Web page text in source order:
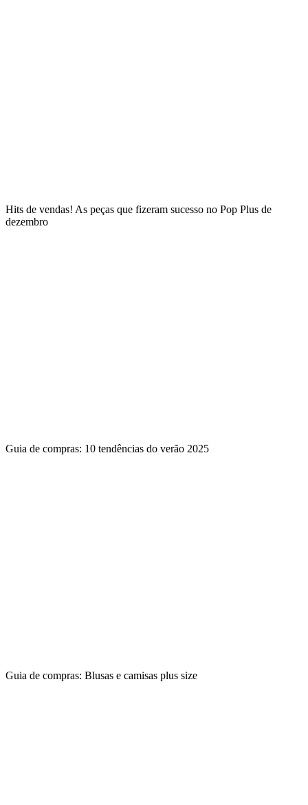
Hits de vendas! As peças que fizeram sucesso no Pop Plus de
dezembro
Guia de compras: 10 tendências do verão 2025
Guia de compras: Blusas e camisas plus size